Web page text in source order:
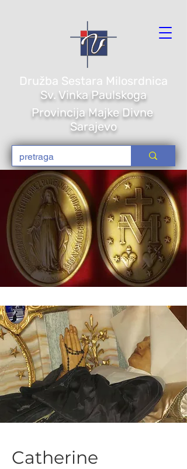
Družba Sestara Milosrdnica
Sv. Vinka Paulskoga
Provincija Majke Divne
Sarajevo
Catherine